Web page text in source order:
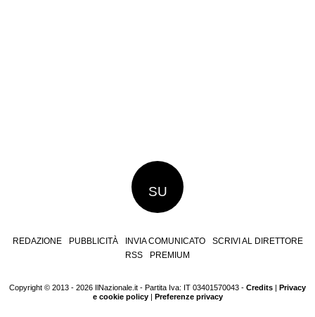
SU
REDAZIONE PUBBLICITÀ INVIA COMUNICATO
SCRIVI AL DIRETTORE
RSS
PREMIUM
Copyright © 2013 - 2026 IlNazionale.it - Partita Iva: IT 03401570043 - Credits | Privacy
e cookie policy| Preferenze privacy